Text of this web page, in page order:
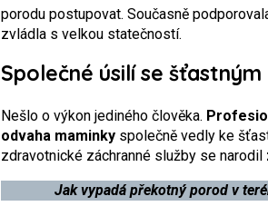
porodu postupovat. Současně
zvládla s velkou statečností.
Společné úsilí se
Nešlo o výkon jediného člověka.
odvaha maminky společně vedly ke
zdravotnické záchranné služby se narodil
Jak vypadá překotný porod v